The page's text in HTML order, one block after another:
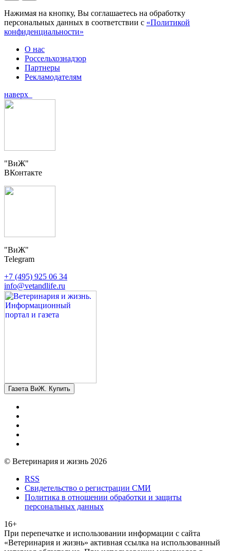
Нажимая на кнопку, Вы соглашаетесь на обработку
персональных данных в соответствии с «Политикой
конфиденциальности»
О нас
Россельхознадзор
Партнеры
Рекламодателям
наверх
"ВиЖ"
ВКонтакте
"ВиЖ"
Telegram
+7 (495) 925 06 34
info@vetandlife.ru
Газета ВиЖ. Купить
© Ветеринария и жизнь 2026
RSS
Свидетельство о регистрации СМИ
Политика в отношении обработки и защиты
персональных данных
16+
При перепечатке и использовании информации с сайта
«Ветеринария и жизнь» активная ссылка на использованный